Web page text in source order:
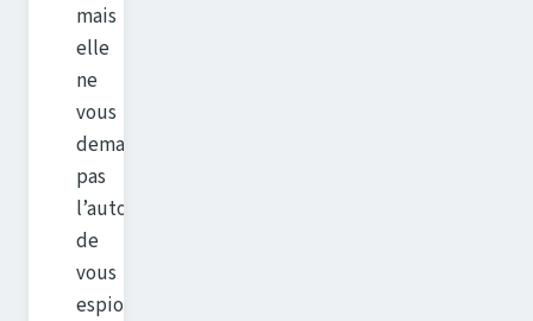
mais
elle
ne
vous
demande
pas
l’autorisation
de
vous
espionner.